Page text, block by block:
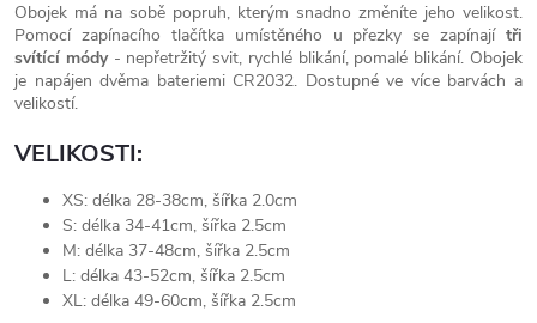
Obojek má na sobě popruh, kterým snadno změníte jeho velikost.
Pomocí zapínacího tlačítka umístěného u přezky se zapínají tři
svítící módy - nepřetržitý svit, rychlé blikání, pomalé blikání. Obojek
je napájen dvěma bateriemi CR2032. Dostupné ve více barvách a
velikostí.
VELIKOSTI:
XS: délka 28-38cm, šířka 2.0cm
S: délka 34-41cm, šířka 2.5cm
M: délka 37-48cm, šířka 2.5cm
L: délka 43-52cm, šířka 2.5cm
XL: délka 49-60cm, šířka 2.5cm